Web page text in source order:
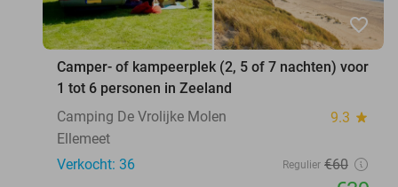
favorite_border
Camper- of kampeerplek (2, 5 of 7 nachten) voor
1 tot 6 personen in Zeeland
Camping De Vrolijke Molen
9.3 star
Ellemeet
Verkocht: 36
Regulier €60